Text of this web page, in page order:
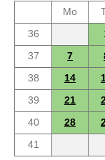
Mo
36
37
7
38
14
39
21
40
28
41